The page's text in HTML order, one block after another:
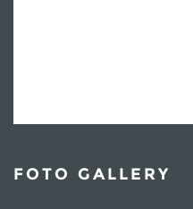
FOTO GALLERY